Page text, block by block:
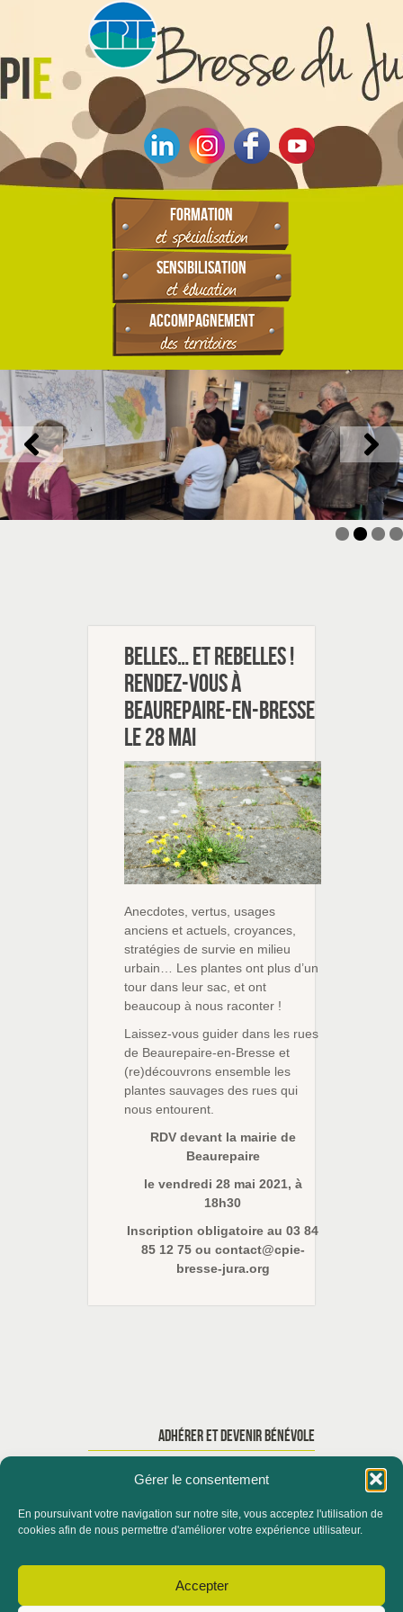
Gérer le consentement
En poursuivant votre navigation sur notre site, vous acceptez l'utilisation de
cookies afin de nous permettre d'améliorer votre expérience utilisateur.
Accepter
FORMATION
SENSIBILISATION
ACCOMPAGNEMENT
Belles… et rebelles !
Rendez-vous à
Beaurepaire-en-Bresse
le 28 mai
Anecdotes, vertus, usages
anciens et actuels, croyances,
stratégies de survie en milieu
urbain… Les plantes ont plus d’un
tour dans leur sac, et ont
beaucoup à nous raconter !
Laissez-vous guider dans les rues
de Beaurepaire-en-Bresse et
(re)découvrons ensemble les
plantes sauvages des rues qui
nous entourent.
RDV devant la mairie de
Beaurepaire
le vendredi 28 mai 2021, à
18h30
Inscription obligatoire au 03 84
85 12 75 ou contact@cpie-
bresse-jura.org
ADHÉRER ET DEVENIR BÉNÉVOLE
ACCUEIL
QUI SOMMES-NOUS ?
CONTACTER LE SERVICE FORMATION